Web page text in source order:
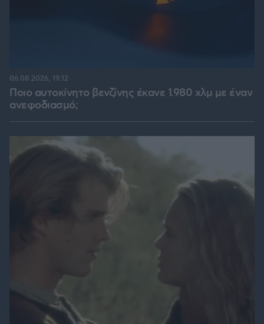
Ποιο αυτοκίνητο βενζίνης έκανε 1.980 χλμ με έναν
ανεφοδιασμό;
06.08.2026, 19:12